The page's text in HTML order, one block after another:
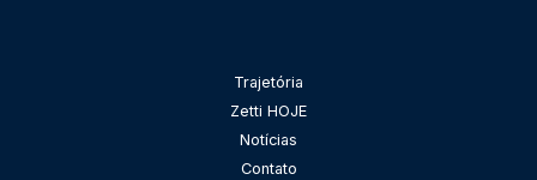
Trajetória
Zetti HOJE
Notícias
Contato
Pesquisar